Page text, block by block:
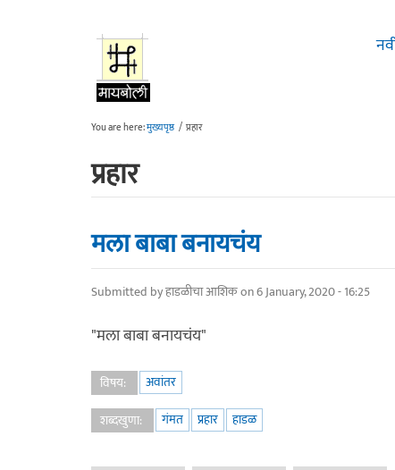
You are here:मुख्यपृष्ठ / प्रहार
प्रहार
मला बाबा बनायचंय
Submitted byहाडळीचा आशिकon 6 January, 2020 - 16:25
"मला बाबा बनायचंय"
विषय:
अवांतर
शब्दखुणा:
गंमत प्रहार हाडळ